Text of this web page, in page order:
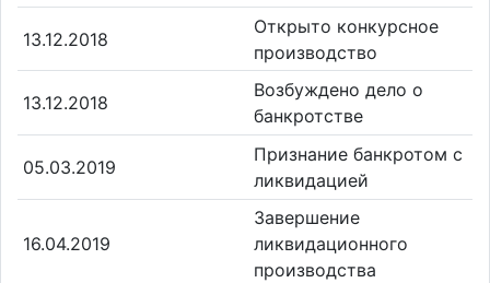
13.12.2018
Открыто конкурсное
производство
13.12.2018
Возбуждено дело о
банкротстве
05.03.2019
Признание банкротом с
ликвидацией
16.04.2019
Завершение
ликвидационного
производства